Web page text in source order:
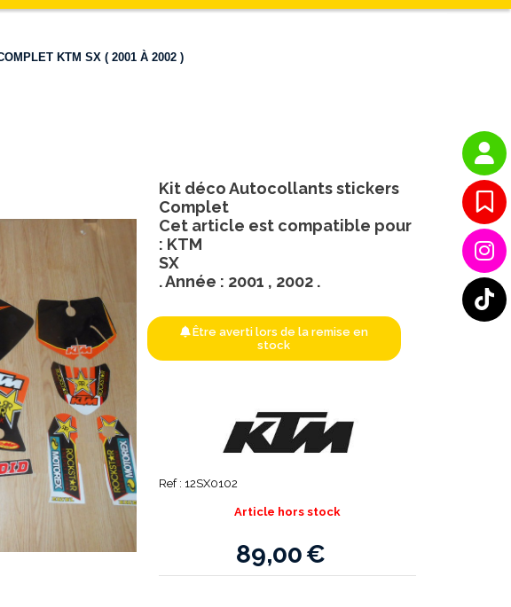
KTM SX ( 2001 À 2002 )
Ref : 12SX0102
89,00€
Article hors stock
Kit déco Autocollants stickers
Complet
Cet article est compatible pour
: KTM
SX
. Année : 2001 , 2002 .
Être averti lors de la remise en
stock